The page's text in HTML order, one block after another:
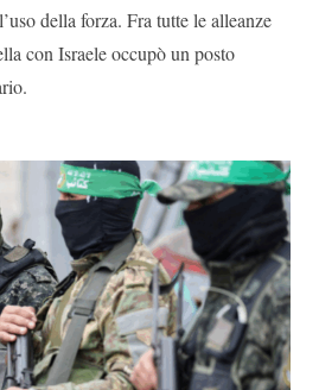
della forza. Fra tutte le alleanze
con Israele occupò un posto